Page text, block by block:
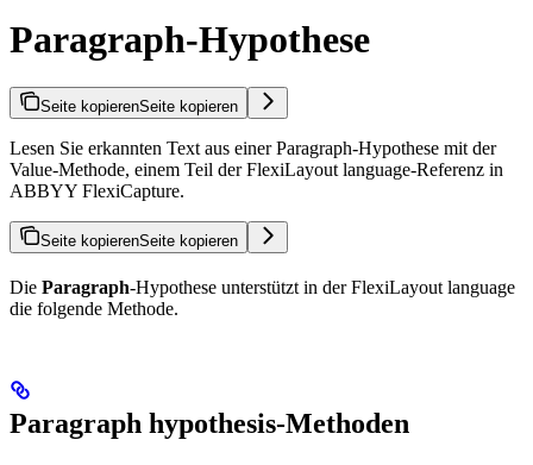
Paragraph-Hypothese
Seite kopierenSeite kopieren
Lesen Sie erkannten Text aus einer Paragraph-Hypothese mit der
Value-Methode, einem Teil der FlexiLayout language-Referenz in
ABBYY FlexiCapture.
Seite kopierenSeite kopieren
Die Paragraph-Hypothese unterstützt in der FlexiLayout language
die folgende Methode.
Paragraph hypothesis-Methoden